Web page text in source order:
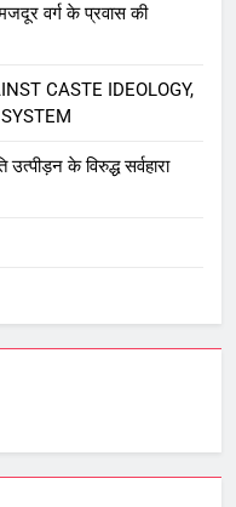
वर्ग के प्रवास की
CASTE IDEOLOGY,
उत्पीड़न के विरुद्ध सर्वहारा